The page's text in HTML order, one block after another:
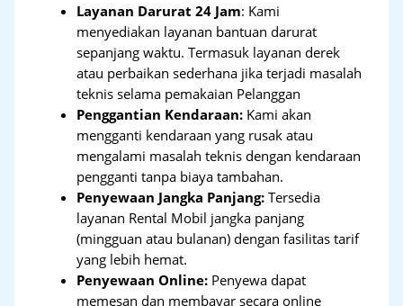
Layanan Darurat 24 Jam: Kami
menyediakan layanan bantuan darurat
sepanjang waktu. Termasuk layanan derek
atau perbaikan sederhana jika terjadi masalah
teknis selama pemakaian Pelanggan
Penggantian Kendaraan: Kami akan
mengganti kendaraan yang rusak atau
mengalami masalah teknis dengan kendaraan
pengganti tanpa biaya tambahan.
Penyewaan Jangka Panjang: Tersedia
layanan Rental Mobil jangka panjang
(mingguan atau bulanan) dengan fasilitas tarif
yang lebih hemat.
Penyewaan Online: Penyewa dapat
memesan dan membayar secara online